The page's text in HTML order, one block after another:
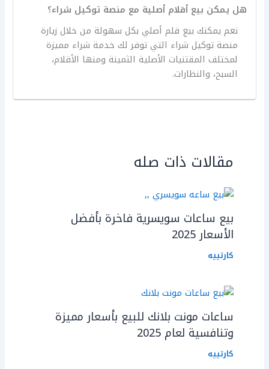
هل يمكن بيع أقلام أصلية مع منصة توكيل شراء؟
نعم يمكنك بيع قلم أصلي بكل سهولة من خلال زيارة
منصة توكيل شراء التي توفر لك خدمة شراء مميزة
لمختلف المقتنيات الأصلية الثمينة ومنها الأقلام،
السبح، والنظارات.
مقالات ذات صله
بيع ساعات سويسرية فاخرة بأفضل
الأسعار 2025
كارتييه
ساعات مونت بلانك للبيع بأسعار مميزة
وتنافسية لعام 2025
كارتييه